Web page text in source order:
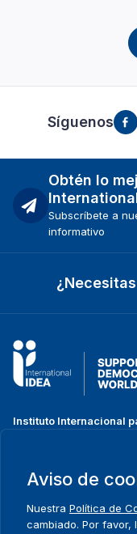
Síguenos
Obtén lo
Subscríbete a
informativo
Instituto Internacional
Strömsborgsbron 1
SE-103 34 Estocolmo
+46 8 698
Aviso de
Nuestra Política de
cambiado. Por